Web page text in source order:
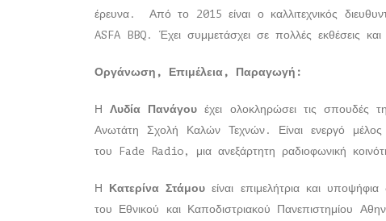
έρευνα. Από το 2015 είναι ο καλλιτεχνικός
ASFA BBQ. Έχει συμμετάσχει σε πολλές εκθέσεις
Οργάνωση, Επιμέλεια, Παραγωγή:
ΗΛυδία Πανάγου έχει ολοκληρώσει τις σπουδές
Ανωτάτη Σχολή Καλών Τεχνών. Είναι ενεργό
του Fade Radio, μια ανεξάρτητη ραδιοφωνική
Η Κατερίνα Στάμουείναι επιμελήτρια και
του Εθνικού και Καποδιστριακού Πανεπιστημίου